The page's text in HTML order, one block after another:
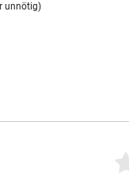
unnötig)